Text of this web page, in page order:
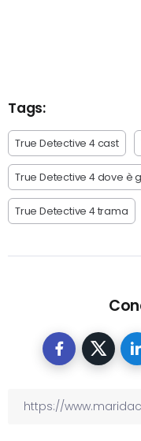
Tags:
True Detective 4 cast
True Detective 4 dove è
True Detective 4 trama